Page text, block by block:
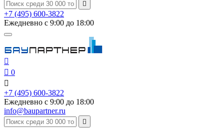

+7 (495) 600-3822
Ежедневно с 9:00 до 18:00

 0

+7 (495) 600-3822
Ежедневно с 9:00 до 18:00
info@baupartner.ru
